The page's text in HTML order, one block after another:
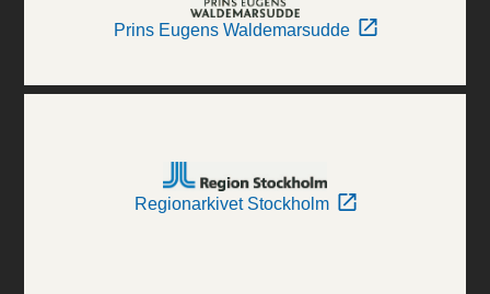
Prins Eugens Waldemarsudde
Regionarkivet Stockholm